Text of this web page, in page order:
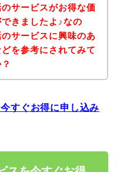
サービスがお得な価
きましたよ♪なの
サービスに興味のあ
を参考にされてみて
すぐお得に申し込み